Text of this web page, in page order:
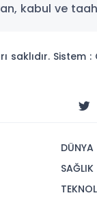
kabul ve
saklıdır. Sistem :
DÜNYA
SAĞLIK